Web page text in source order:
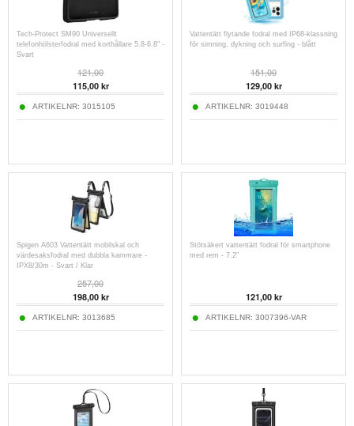
Tech-Protect SM90 Universellt
telefonhölsterfodral med korthållare 5.8-6.8" -
Svart
121,00
115,00kr
ARTIKELNR: 3015105
Vattentätt flytande fodral med IP68-klassning
för simning, dykning och surfing - blått
151,00
129,00kr
ARTIKELNR: 3019448
Spigen A603 Vattentätt mobilskal och
värdesaksfodral med dubbla kammare -
IPX8/30m - Svart / Klar
257,00
198,00kr
ARTIKELNR: 3013685
Stötsäkert vattentätt fodral för smartphone
med rem - 7.2"
121,00kr
ARTIKELNR: 3007396-VAR